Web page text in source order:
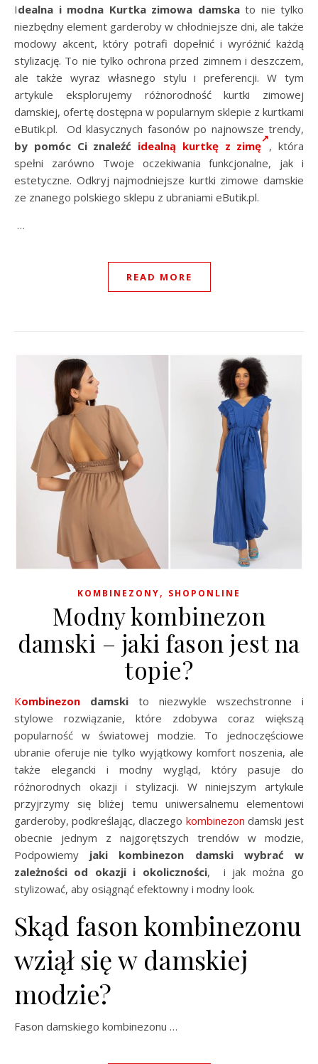
Idealna i modna Kurtka zimowa damskato nie tylko
niezbędny element garderoby w chłodniejsze dni, ale także
modowy akcent, który potrafi dopełnić i wyróżnić każdą
stylizację. To nie tylko ochrona przed zimnem i deszczem,
ale także wyraz własnego stylu i preferencji. W tym
artykule eksplorujemy różnorodność kurtki zimowej
damskiej, ofertę dostępna w popularnym sklepie z kurtkami
eButik.pl. Od klasycznych fasonów po najnowsze trendy,
by pomóc Ci znaleźć idealną kurtkę z zimę , która
spełni zarówno Twoje oczekiwania funkcjonalne, jak i
estetyczne. Odkryj najmodniejsze kurtki zimowe damskie
ze znanego polskiego sklepu z ubraniami eButik.pl.
…
READ MORE
KOMBINEZONY, SHOPONLINE
Modny kombinezon
damski – jaki fason jest na
topie?
Kombinezon damski to niezwykle wszechstronne i
stylowe rozwiązanie, które zdobywa coraz większą
popularność w światowej modzie. To jednoczęściowe
ubranie oferuje nie tylko wyjątkowy komfort noszenia, ale
także elegancki i modny wygląd, który pasuje do
różnorodnych okazji i stylizacji. W niniejszym artykule
przyjrzymy się bliżej temu uniwersalnemu elementowi
garderoby, podkreślając, dlaczego kombinezon damski jest
obecnie jednym z najgorętszych trendów w modzie,
Podpowiemy jaki kombinezon damski wybrać w
zależności od okazji i okoliczności, i jak można go
stylizować, aby osiągnąć efektowny i modny look.
Skąd fason kombinezonu
wziął się w damskiej
modzie?
Fason damskiego kombinezonu …